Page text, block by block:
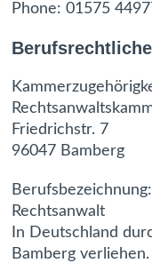
Phone: 01575
Friedrichstr. 7
96047 Bamberg
Berufsbezeichnung:
Rechtsanwalt
In Deutschland
Bamberg verliehen.